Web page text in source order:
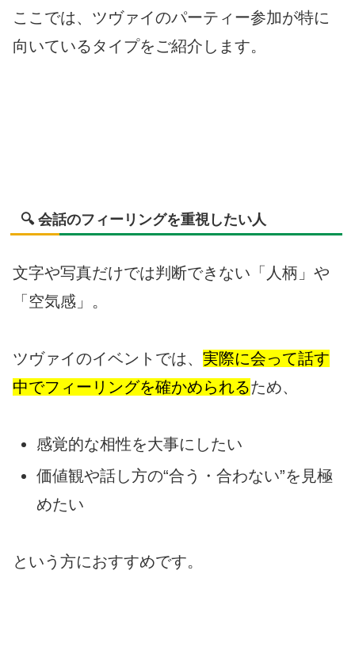
ここでは、ツヴァイのパーティー参加が特に
向いているタイプをご紹介します。
🔍 会話のフィーリングを重視したい人
文字や写真だけでは判断できない「人柄」や
「空気感」。
ツヴァイのイベントでは、 実際に会って話す
中でフィーリングを確かめられるため、
感覚的な相性を大事にしたい
価値観や話し方の“合う・合わない”を見極
めたい
という方におすすめです。